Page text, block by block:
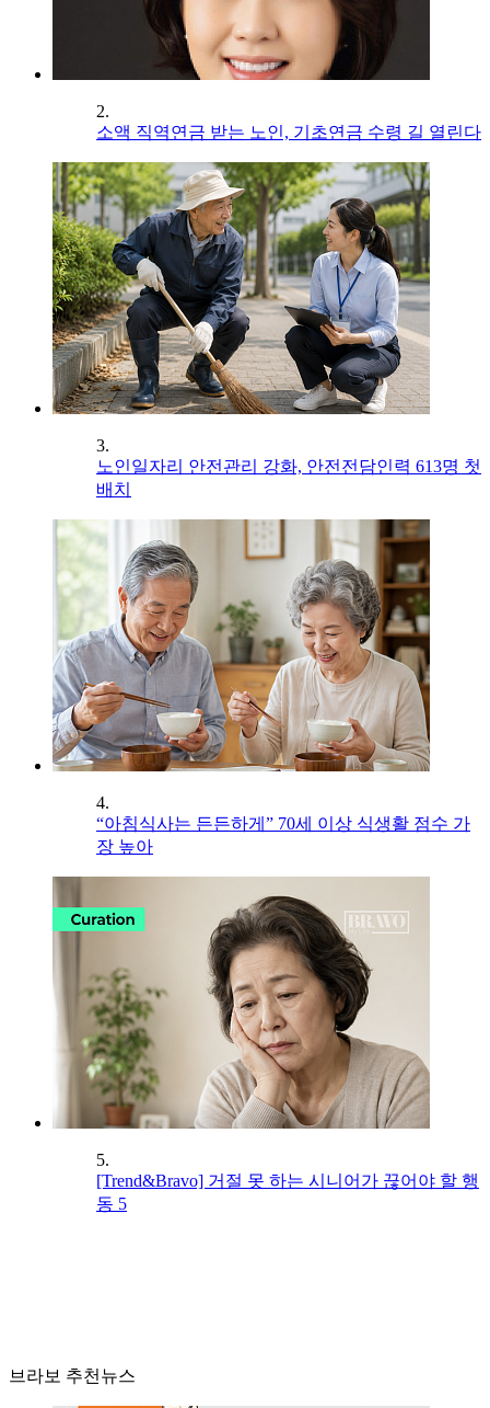
2.
소액 직역연금 받는 노인, 기초연금 수령 길 열린다
3.
노인일자리 안전관리 강화, 안전전담인력 613명 첫
배치
4.
“아침식사는 든든하게” 70세 이상 식생활 점수 가
장 높아
5.
[Trend&Bravo] 거절 못 하는 시니어가 끊어야 할 행
동 5
브라보 추천뉴스